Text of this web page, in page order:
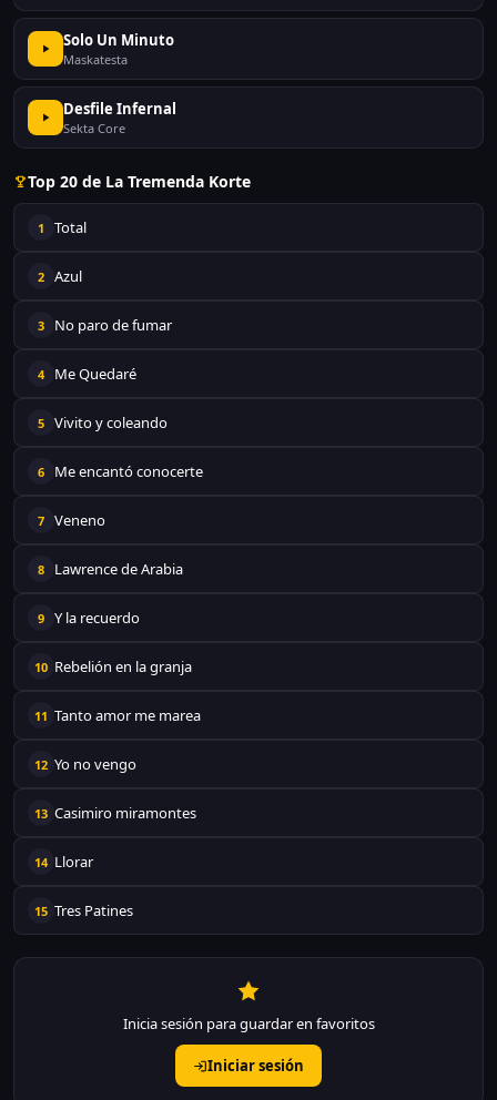
Solo Un Minuto
Maskatesta
Desfile Infernal
Sekta Core
Top 20 de La Tremenda Korte
1 Total
2 Azul
3 No paro de fumar
4 Me Quedaré
5 Vivito y coleando
6 Me encantó conocerte
7 Veneno
8 Lawrence de Arabia
9 Y la recuerdo
10 Rebelión en la granja
11 Tanto amor me marea
12 Yo no vengo
13 Casimiro miramontes
14 Llorar
15 Tres Patines
Inicia sesión para guardar en favoritos
Iniciar sesión